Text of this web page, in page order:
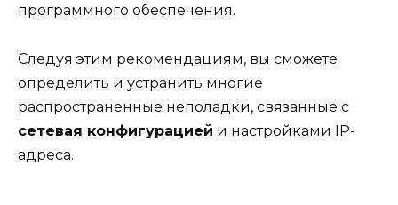
программного обеспечения.
Следуя этим рекомендациям, вы сможете
определить и устранить многие
распространенные неполадки, связанные с
сетевая конфигурацией и настройками IP-
адреса.